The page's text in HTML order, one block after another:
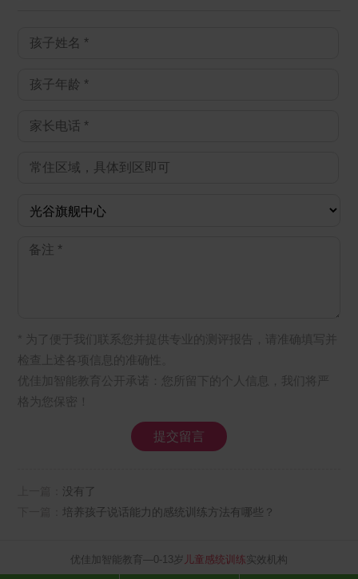
* 为了便于我们联系您并提供专业的测评报告，请准确填写并
检查上述各项信息的准确性。
优佳加智能教育公开承诺：您所留下的个人信息，我们将严
格为您保密！
没有了
培养孩子说话能力的感统训练方法有哪些？
优佳加智能教育—0-13岁 儿童感统训练实效机构